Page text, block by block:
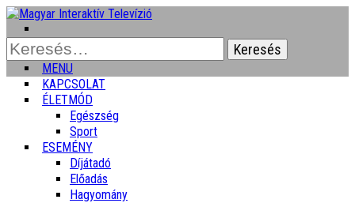
Keresés:
MENU
KAPCSOLAT
ÉLETMÓD
Egészség
Sport
ESEMÉNY
Díjátadó
Előadás
Hagyomány